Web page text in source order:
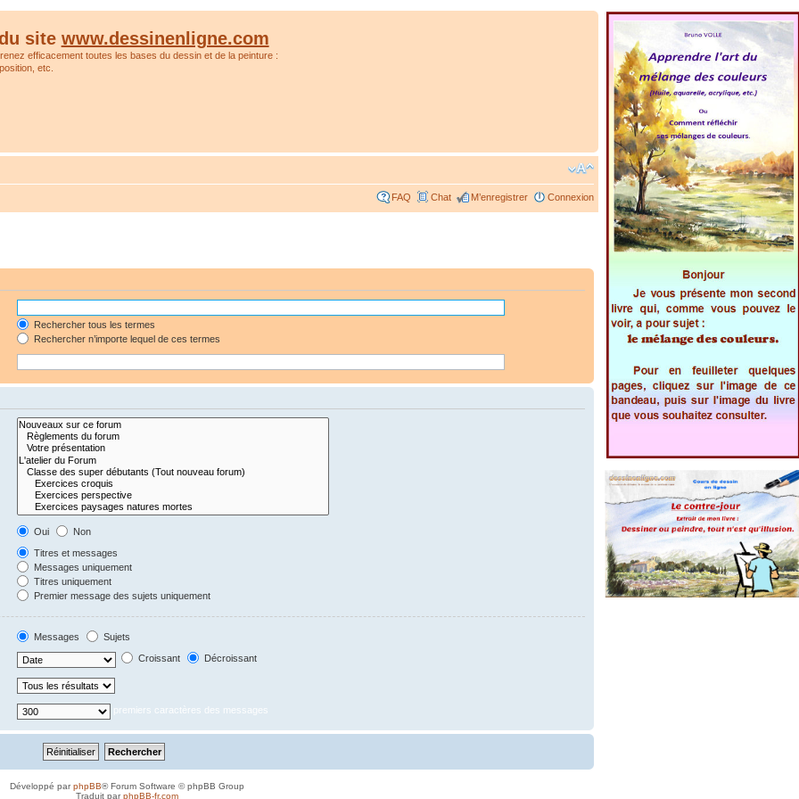
site www.dessinenligne.com
efficacement toutes les bases du dessin et de la peinture :
etc.
FAQ Chat M’enregistrer Connexion
Rechercher tous les termes
Rechercher n’importe lequel de ces termes
Oui
Non
Titres et messages
Messages uniquement
Titres uniquement
Premier message des sujets uniquement
Messages Sujets
Croissant Décroissant
premiers caractères des messages
Développé parphpBB® Forum Software © phpBB Group
Traduit parphpBB-fr.com